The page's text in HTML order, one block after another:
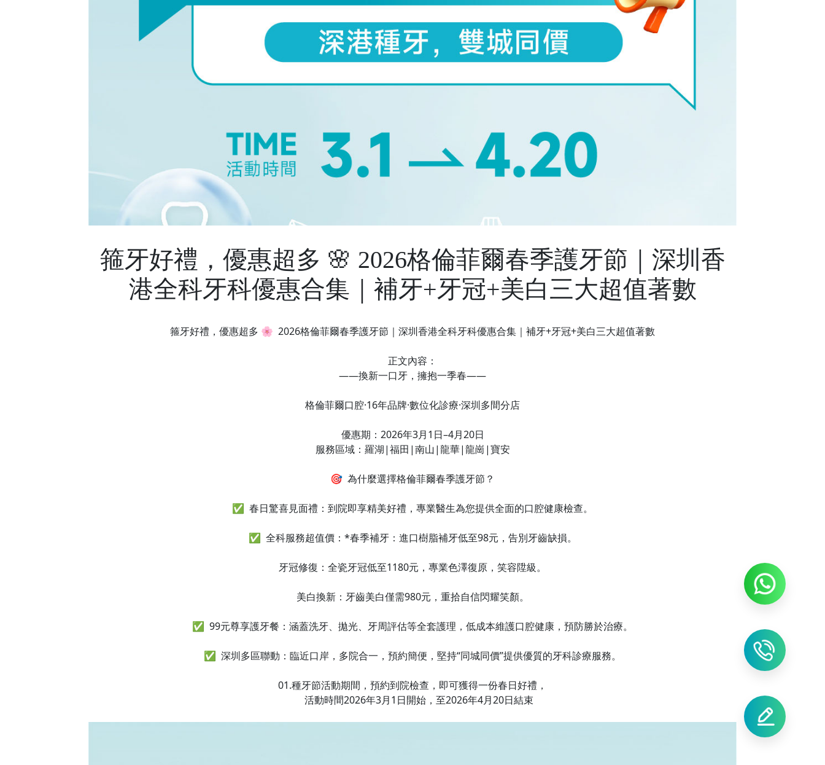
箍牙好禮，優惠超多 🌸 2026格倫菲爾春季護牙節｜深圳香
港全科牙科優惠合集｜補牙+牙冠+美白三大超值著數
箍牙好禮，優惠超多 🌸 2026格倫菲爾春季護牙節｜深圳香港全科牙科優惠合集｜補牙+牙冠+美白三大超值著數
正文內容：
——換新一口牙，擁抱一季春——
格倫菲爾口腔·16年品牌·數位化診療·深圳多間分店
優惠期：2026年3月1日–4月20日
服務區域：羅湖|福田|南山|龍華|龍崗|寶安
🎯 為什麼選擇格倫菲爾春季護牙節？
✅ 春日驚喜見面禮：到院即享精美好禮，專業醫生為您提供全面的口腔健康檢查。
✅ 全科服務超值價：*春季補牙：進口樹脂補牙低至98元，告別牙齒缺損。
牙冠修復：全瓷牙冠低至1180元，專業色澤復原，笑容陞級。
美白換新：牙齒美白僅需980元，重拾自信閃耀笑顏。
✅ 99元尊享護牙餐：涵蓋洗牙、拋光、牙周評估等全套護理，低成本維護口腔健康，預防勝於治療。
✅ 深圳多區聯動：臨近口岸，多院合一，預約簡便，堅持“同城同價”提供優質的牙科診療服務。
01.種牙節活動期間，預約到院檢查，即可獲得一份春日好禮，
活動時間2026年3月1日開始，至2026年4月20日結束